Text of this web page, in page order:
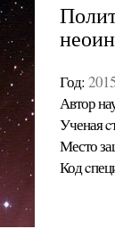
Год:
Автор
Ученая
Место
Код